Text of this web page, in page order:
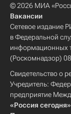
© 2026 МИА
Вакансии
Сетевое издание
в Федеральной
информационных
(Роскомнадзор)
Свидетельство о
Учредитель:
предприятие
«Россия сегодня»